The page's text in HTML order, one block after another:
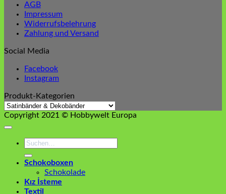
AGB
Impressum
Widerrufsbelehrung
Zahlung und Versand
Social Media
Facebook
Instagram
Produkt-Kategorien
Copyright 2021 © Hobbywelt Europa
Suchen
Schokoboxen
Schokolade
Kız İsteme
Textil